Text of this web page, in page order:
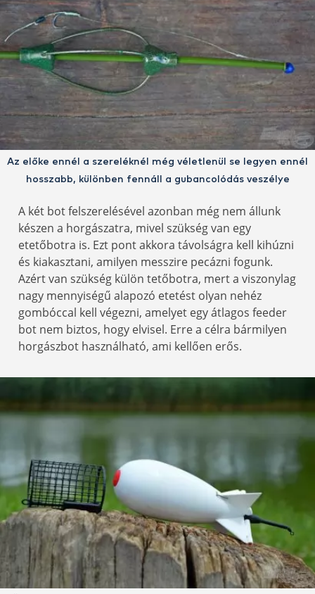
Az előke ennél a szereléknél még véletlenül se legyen ennél
hosszabb, különben fennáll a gubancolódás veszélye
A két bot felszerelésével azonban még nem állunk
készen a horgászatra, mivel szükség van egy
etetőbotra is. Ezt pont akkora távolságra kell kihúzni
és kiakasztani, amilyen messzire pecázni fogunk.
Azért van szükség külön tetőbotra, mert a viszonylag
nagy mennyiségű alapozó etetést olyan nehéz
gombóccal kell végezni, amelyet egy átlagos feeder
bot nem biztos, hogy elvisel. Erre a célra bármilyen
horgászbot használható, ami kellően erős.